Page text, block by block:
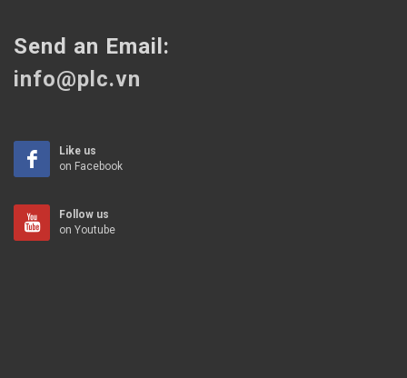
Send an Email:
info@plc.vn
Like us
on Facebook
Follow us
on Youtube